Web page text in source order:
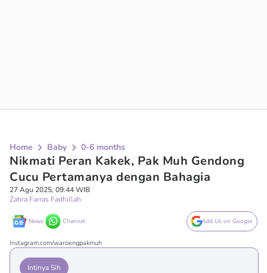
Home Baby 0-6 months
Nikmati Peran Kakek, Pak Muh Gendong
Cucu Pertamanya dengan Bahagia
27 Agu 2025, 09:44 WIB
Zahra Farras Fadhillah
News Channel Add Us on Google
Instagram.com/waroengpakmuh
Intinya Sih